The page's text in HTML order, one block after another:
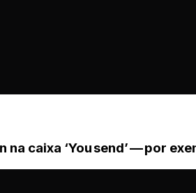
na caixa ‘You send’ — por